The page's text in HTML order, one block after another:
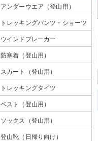
アンダーウエア（登山用）
トレッキングパンツ・ショーツ
ウインドブレーカー
防寒着（登山用）
スカート（登山用）
トレッキングタイツ
ベスト（登山用）
ソックス（登山用）
登山靴（日帰り向け）